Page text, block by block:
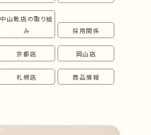
follow us!
中山靴店の取り組
み
採用関係
京都店 岡山店
札幌店 商品情報